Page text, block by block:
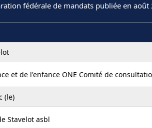
fédérale de mandats publiée en août
et de l'enfance ONE Comité de
(le)
Stavelot asbl